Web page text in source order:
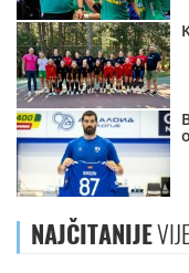
NAJČITANIJE